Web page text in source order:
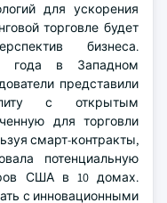
для ускорения
торговле будет
бизнеса.
года в Западном
представили
с открытым
для торговли
смарт-контракты,
потенциальную
США в 10 домах.
с инновационными